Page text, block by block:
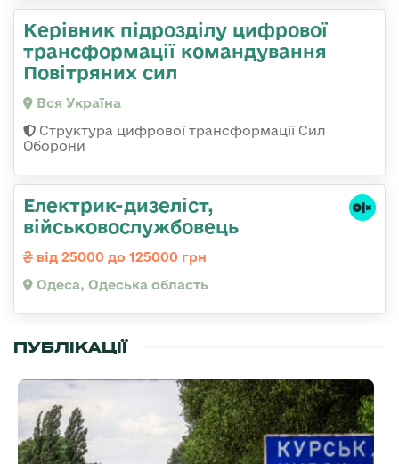
Керівник підрозділу цифрової
трансформації командування
Повітряних сил
Вся Україна
Структура цифрової трансформації Сил
Оборони
Електрик-дизеліст,
військовослужбовець
від 25000 до 125000 грн
Одеса, Одеська область
ПУБЛІКАЦІЇ